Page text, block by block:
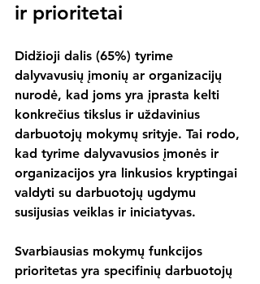
ir prioritetai
Didžioji dalis (65%) tyrime
dalyvavusių įmonių ar organizacijų
nurodė, kad joms yra įprasta kelti
konkrečius tikslus ir uždavinius
darbuotojų mokymų srityje. Tai rodo,
kad tyrime dalyvavusios įmonės ir
organizacijos yra linkusios kryptingai
valdyti su darbuotojų ugdymu
susijusias veiklas ir iniciatyvas.
Svarbiausias mokymų funkcijos
prioritetas yra specifinių darbuotojų